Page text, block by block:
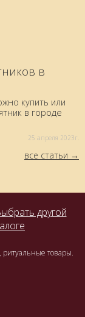
в
купить или
в городе
25 aпреля 2023г.
все статьи
другой
ритуальные товары.